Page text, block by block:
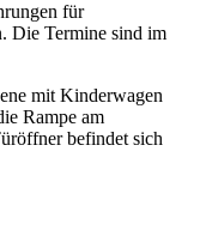
für
Die Termine sind im
mit Kinderwagen
Rampe am
befindet sich